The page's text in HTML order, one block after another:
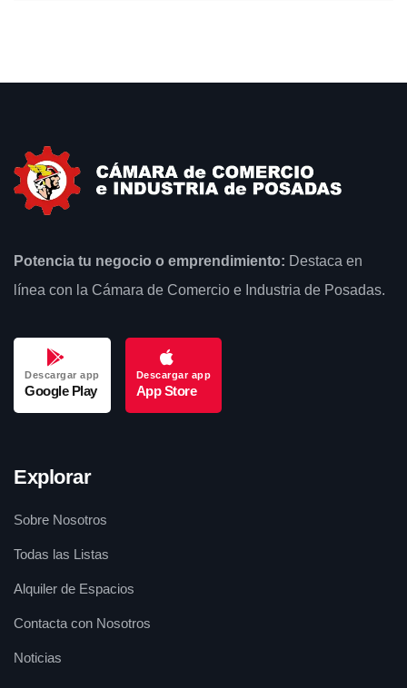
Potencia tu negocio o emprendimiento: Destaca en
línea con la Cámara de Comercio e Industria de Posadas.
Descargar app
Google Play
Descargar app
App Store
Explorar
Sobre Nosotros
Todas las Listas
Alquiler de Espacios
Contacta con Nosotros
Noticias